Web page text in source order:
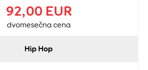
92,00 EUR
dvomesečna cena
Hip Hop